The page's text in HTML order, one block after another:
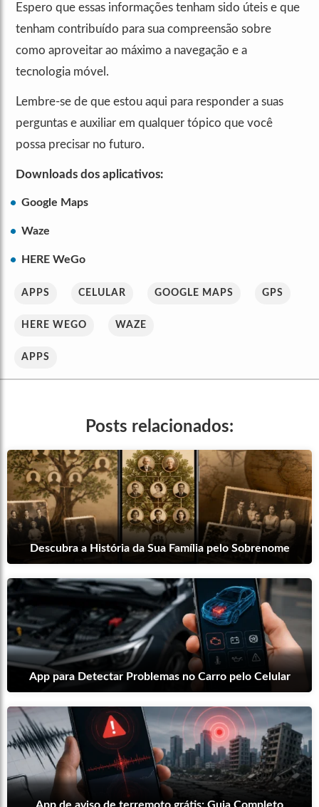
Espero que essas informações tenham sido úteis e que
tenham contribuído para sua compreensão sobre
como aproveitar ao máximo a navegação e a
tecnologia móvel.
Lembre-se de que estou aqui para responder a suas
perguntas e auxiliar em qualquer tópico que você
possa precisar no futuro.
Downloads dos aplicativos:
Google Maps
Waze
HERE WeGo
APPS CELULAR GOOGLE MAPS GPS
HERE WEGO WAZE
APPS
Posts relacionados:
Descubra a História da Sua Família pelo Sobrenome
App para Detectar Problemas no Carro pelo Celular